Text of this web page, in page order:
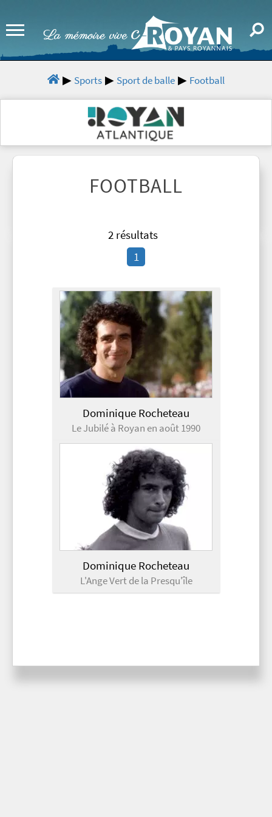
Sports Sport de balle Football
FOOTBALL
2 résultats
1
Dominique Rocheteau
Le Jubilé à Royan en août 1990
Dominique Rocheteau
L'Ange Vert de la Presqu'île